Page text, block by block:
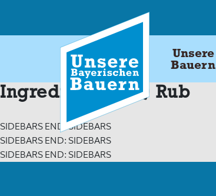
content
Unsere
Bauern
Ingredients:BBQ Rub
SIDEBARS END: SIDEBARS
SIDEBARS END: SIDEBARS
SIDEBARS END: SIDEBARS